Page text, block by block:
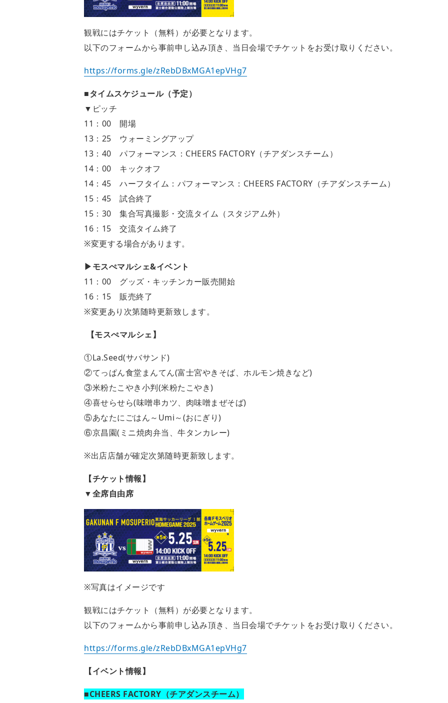
観戦にはチケット（無料）が必要となります。
以下のフォームから事前申し込み頂き、当日会場でチケットをお受け取りください。
https://forms.gle/zRebDBxMGA1epVHg7
■タイムスケジュール（予定）
▼ピッチ
11：00 開場
13：25 ウォーミングアップ
13：40 パフォーマンス：CHEERS FACTORY（チアダンスチーム）
14：00 キックオフ
14：45 ハーフタイム：パフォーマンス：CHEERS FACTORY（チアダンスチーム）
15：45 試合終了
15：30 集合写真撮影・交流タイム（スタジアム外）
16：15 交流タイム終了
※変更する場合があります。
▶モスぺマルシェ&イベント
11：00 グッズ・キッチンカー販売開始
16：15 販売終了
※変更あり次第随時更新致します。
【モスぺマルシェ】
①La.Seed(サバサンド)
②てっぱん食堂まんてん(富士宮やきそば、ホルモン焼きなど)
③米粉たこやき小判(米粉たこやき)
④喜せらせら(味噌串カツ、肉味噌まぜそば)
⑤あなたにごはん～Umi～(おにぎり)
⑥京昌園(ミニ焼肉弁当、牛タンカレー)
※出店店舗が確定次第随時更新致します。
【チケット情報】
▼全席自由席
※写真はイメージです
観戦にはチケット（無料）が必要となります。
以下のフォームから事前申し込み頂き、当日会場でチケットをお受け取りください。
https://forms.gle/zRebDBxMGA1epVHg7
【イベント情報】
■CHEERS FACTORY（チアダンスチーム）